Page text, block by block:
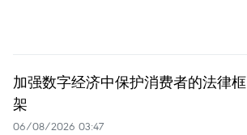
加强数字经济中保护消费者的法律框
架
06/08/2026 03:47